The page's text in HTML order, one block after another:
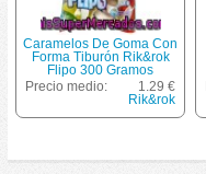
Caramelos De Goma Con
Forma Tiburón Rik&rok
Flipo 300 Gramos
Precio medio:
1.29 €
Rik&rok